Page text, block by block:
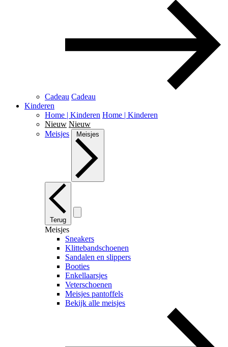
Cadeau Cadeau
Kinderen
Home | Kinderen Home | Kinderen
Nieuw Nieuw
Meisjes
Meisjes
Terug
Meisjes
Sneakers
Klittebandschoenen
Sandalen en slippers
Booties
Enkellaarsjes
Veterschoenen
Meisjes pantoffels
Bekijk alle meisjes